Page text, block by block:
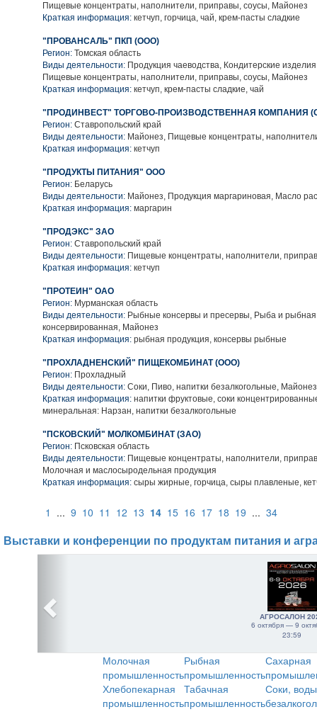
Пищевые концентраты, наполнители, приправы, соусы, Майонез
Краткая информация: кетчуп, горчица, чай, крем-пасты сладкие
"ПРОВАНСАЛЬ" ПКП (ООО)
Регион: Томская область
Виды деятельности: Продукция чаеводства, Кондитерские
Пищевые концентраты, наполнители, приправы, соусы, Майонез
Краткая информация: кетчуп, крем-пасты сладкие, чай
"ПРОДИНВЕСТ" ТОРГОВО-ПРОИЗВОДСТВЕННАЯ КОМПАНИЯ
Регион: Ставропольский край
Виды деятельности: Майонез, Пищевые концентраты,
Краткая информация: кетчуп
"ПРОДУКТЫ ПИТАНИЯ" ООО
Регион: Беларусь
Виды деятельности: Майонез, Продукция маргариновая, Масло
Краткая информация: маргарин
"ПРОДЭКС" ЗАО
Регион: Ставропольский край
Виды деятельности: Пищевые концентраты, наполнители,
Краткая информация: кетчуп
"ПРОТЕИН" ОАО
Регион: Мурманская область
Виды деятельности: Рыбные консервы и пресервы, Рыба и рыбная
консервированная, Майонез
Краткая информация: рыбная продукция, консервы рыбные
"ПРОХЛАДНЕНСКИЙ" ПИЩЕКОМБИНАТ (ООО)
Регион: Прохладный
Виды деятельности: Соки, Пиво, напитки безалкогольные, Майонез
Краткая информация: напитки фруктовые, соки
минеральная: Нарзан, напитки безалкогольные
"ПСКОВСКИЙ" МОЛКОМБИНАТ (ЗАО)
Регион: Псковская область
Виды деятельности: Пищевые концентраты, наполнители,
Молочная и маслосыродельная продукция
Краткая информация: сыры жирные, горчица, сыры плавленые,
1 ... 9 10 11 12 13 14 15 16 17 18 19 ... 34
Выставки и конференции по продуктам питания и
АГРОСАЛОН
6 октября — 9
23:59
Молочная
промышленность
Рыбная
промышленность
Сахарная
Хлебопекарная
промышленность
Табачная
промышленность
Соки,